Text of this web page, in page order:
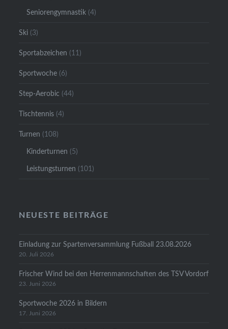
Seniorengymnastik (4)
Ski (3)
Sportabzeichen (11)
Sportwoche (6)
Step-Aerobic (44)
Tischtennis (4)
Turnen (108)
Kinderturnen (5)
Leistungsturnen (101)
NEUESTE BEITRÄGE
Einladung zur Spartenversammlung Fußball 23.08.2026
20. Juli 2026
Frischer Wind bei den Herrenmannschaften des TSV Vordorf
23. Juni 2026
Sportwoche 2026 in Bildern
17. Juni 2026